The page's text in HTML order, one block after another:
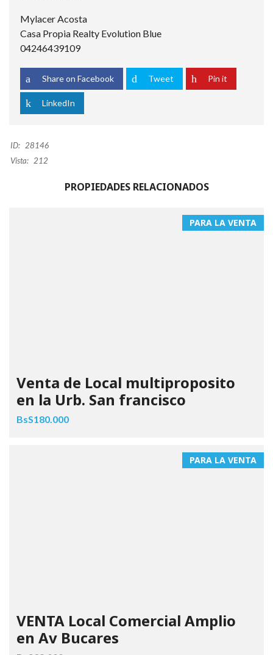
Mylacer Acosta
Casa Propia Realty Evolution Blue
04246439109
Share on Facebook Tweet Pin it
LinkedIn
ID: 28146
Vista: 212
PROPIEDADES RELACIONADOS
PARA LA VENTA
Venta de Local multiproposito
en la Urb. San francisco
BsS180.000
PARA LA VENTA
VENTA Local Comercial Amplio
en Av Bucares